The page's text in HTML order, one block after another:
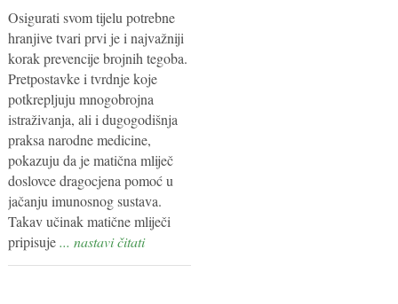
Osigurati svom tijelu potrebne
hranjive tvari prvi je i najvažniji
korak prevencije brojnih tegoba.
Pretpostavke i tvrdnje koje
potkrepljuju mnogobrojna
istraživanja, ali i dugogodišnja
praksa narodne medicine,
pokazuju da je matična mliječ
doslovce dragocjena pomoć u
jačanju imunosnog sustava.
Takav učinak matične mliječi
pripisuje... nastavi čitati